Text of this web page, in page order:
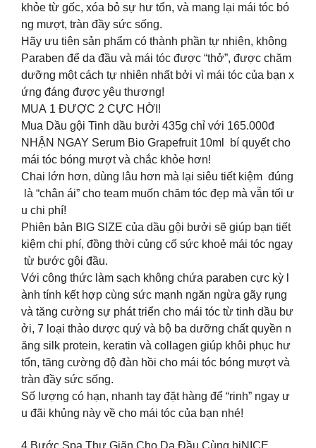
khỏe từ gốc, xóa bỏ sự hư tổn, và mang lại mái tóc bó
ng mượt, tràn đầy sức sống.
Hãy ưu tiên sản phẩm có thành phần tự nhiên, không
Paraben để da đầu và mái tóc được “thở”, được chăm
dưỡng một cách tự nhiên nhất bởi vì mái tóc của bạn x
ứng đáng được yêu thương!
️MUA 1 ĐƯỢC 2 CỰC HỜI!
Mua Dầu gội Tinh dầu bưởi 435g chỉ với 165.000đ
️NHẬN NGAY Serum Bio Grapefruit 10ml bí quyết cho
mái tóc bóng mượt và chắc khỏe hơn!
Chai lớn hơn, dùng lâu hơn mà lại siêu tiết kiệm đúng
là “chân ái” cho team muốn chăm tóc đẹp mà vẫn tối ư
u chi phí!
Phiên bản BIG SIZE của dầu gội bưởi sẽ giúp bạn tiết
kiệm chi phí, đồng thời củng cố sức khoẻ mái tóc ngay
từ bước gội đầu.
Với công thức làm sạch không chứa paraben cực kỳ l
ành tính kết hợp cùng sức mạnh ngăn ngừa gãy rụng
và tăng cường sự phát triển cho mái tóc từ tinh dầu bư
ởi, 7 loại thảo dược quý và bộ ba dưỡng chất quyền n
ăng silk protein, keratin và collagen giúp khôi phục hư
tổn, tăng cường độ đàn hồi cho mái tóc bóng mượt và
tràn đầy sức sống.
Số lượng có hạn, nhanh tay đặt hàng để “rinh” ngay ư
u đãi khủng này về cho mái tóc của bạn nhé!